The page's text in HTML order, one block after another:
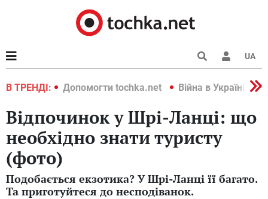
UA
В ТРЕНДІ:
2022 Допомогти tochka.net Війна в Україні 2022
Відпочинок у Шрі-Ланці: що
необхідно знати туристу
(фото)
Подобається екзотика? У Шрі-Ланці її багато.
Та приготуйтеся до несподіванок.